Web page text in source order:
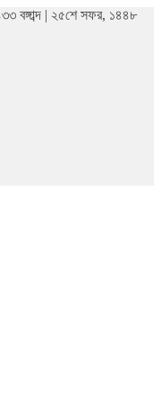
বঙ্গাব্দ | ২৫শে সফর, ১৪৪৮